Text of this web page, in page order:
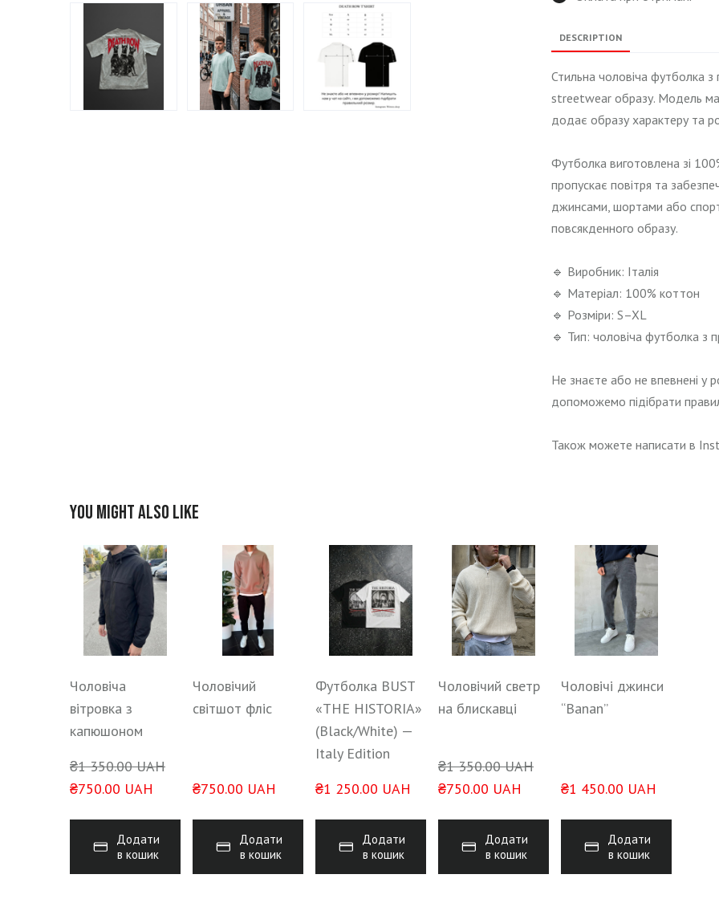
DESCRIPTION
Стильна чоловіча футболка
streetwear образу. Модель
додає образу характеру та
Футболка виготовлена зі
пропускає повітря та
джинсами, шортами або
повсякденного образу.
🔹 Виробник: Італія
🔹 Матеріал: 100% коттон
🔹 Розміри: S–XL
🔹 Тип: чоловіча футболка з
Не знаєте або не впевнені у
допоможемо підібрати
Також можете написати в
You might also like
Чоловіча
вітровка з
капюшоном
₴1 350.00 UAH
₴750.00 UAH
Додати
в кошик
Чоловічий
світшот фліс
₴750.00 UAH
Додати
в кошик
Футболка BUST
«THE HISTORIA»
(Black/White) —
Italy Edition
₴1 250.00 UAH
Додати
в кошик
Чоловічий светр
на блискавці
₴1 350.00 UAH
₴750.00 UAH
Додати
в кошик
Чоловічі джинси
“Banan”
₴1 450.00 UAH
Додати
в кошик